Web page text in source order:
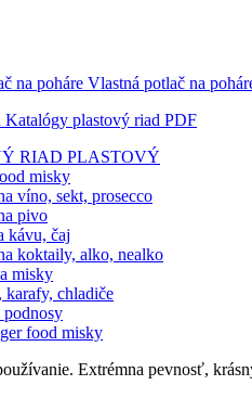
Vlastná potlač na
Katalógy plastový riad PDF
RIAD PLASTOVÝ
misky
víno, sekt, prosecco
pivo
kávu, čaj
koktaily, alko, nealko
misky
karafy, chladiče
food misky
Extrémna pevnosť,